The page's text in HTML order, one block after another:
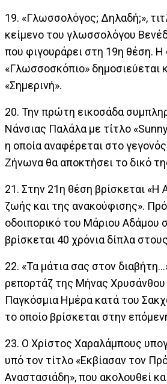
19. «Γλωσσολόγος; Δηλαδή;»,
κείμενο του γλωσσολόγου
που φιγουράρει στη 19η θέση. Η
«Γλωσσοσκόπιο» δημοσιεύεται
«Σημερινή».
20. Την πρώτη εικοσάδα
Νάνσιας Παλάλα με τίτλο
η οποία αναφέρεται στο
Ζήνωνα θα αποκτήσει το δικό
21. Στην 21η θέση βρίσκεται
ζωής και της ανακούφισης».
οδοιπορικό του Μάριου Αδάμου
βρίσκεται 40 χρόνια δίπλα
22. «Τα μάτια σας στον
ρεπορτάζ της Μήνας
Παγκόσμια Ημέρα κατά του
το οποίο βρίσκεται στην
23. Ο Χρίστος Χαραλάμπους
υπό τον τίτλο «Εκβίασαν τον
Αναστασιάδη», που ακολουθεί